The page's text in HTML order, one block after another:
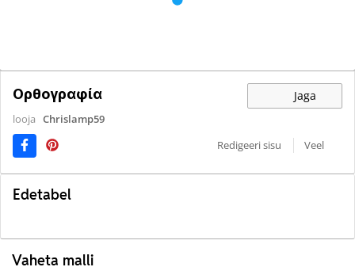
Ορθογραφία Jaga
looja Chrislamp59
Redigeeri sisu
Veel
Edetabel
Vaheta malli